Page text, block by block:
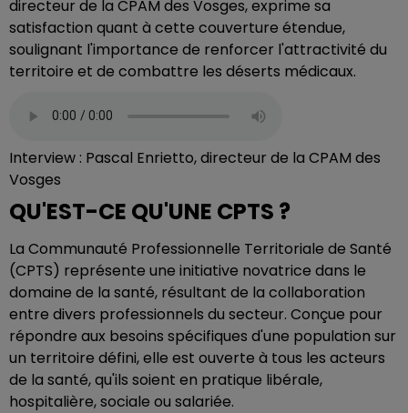
directeur de la CPAM des Vosges, exprime sa
satisfaction quant à cette couverture étendue,
soulignant l'importance de renforcer l'attractivité du
territoire et de combattre les déserts médicaux.
Interview : Pascal Enrietto, directeur de la CPAM des
Vosges
QU'EST-CE QU'UNE CPTS ?
La Communauté Professionnelle Territoriale de Santé
(CPTS) représente une initiative novatrice dans le
domaine de la santé, résultant de la collaboration
entre divers professionnels du secteur. Conçue pour
répondre aux besoins spécifiques d'une population sur
un territoire défini, elle est ouverte à tous les acteurs
de la santé, qu'ils soient en pratique libérale,
hospitalière, sociale ou salariée.